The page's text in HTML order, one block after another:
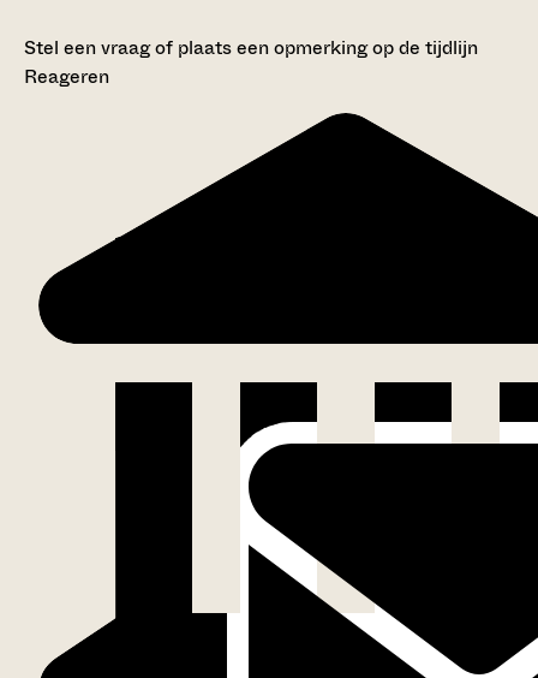
Stel een vraag of plaats een opmerking op de tijdlijn
Reageren